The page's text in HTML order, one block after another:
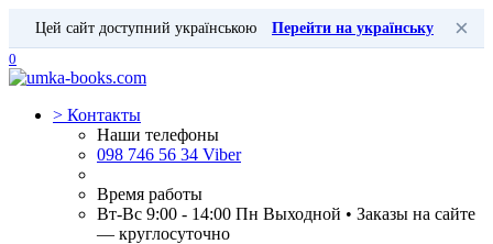
Цей сайт доступний українською Перейти на українську ×
0
> Контакты
Наши телефоны
098 746 56 34 Viber
Время работы
Вт-Вс 9:00 - 14:00 Пн Выходной • Заказы на сайте
— круглосуточно